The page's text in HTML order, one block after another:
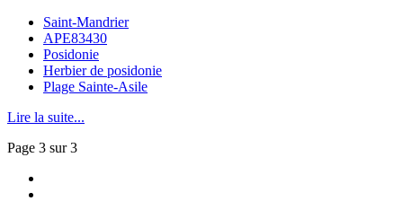
Saint-Mandrier
APE83430
Posidonie
Herbier de posidonie
Plage Sainte-Asile
Lire la suite...
Page 3 sur 3